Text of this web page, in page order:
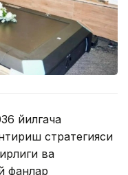
йилгача
стратегияси
ва
фанлар